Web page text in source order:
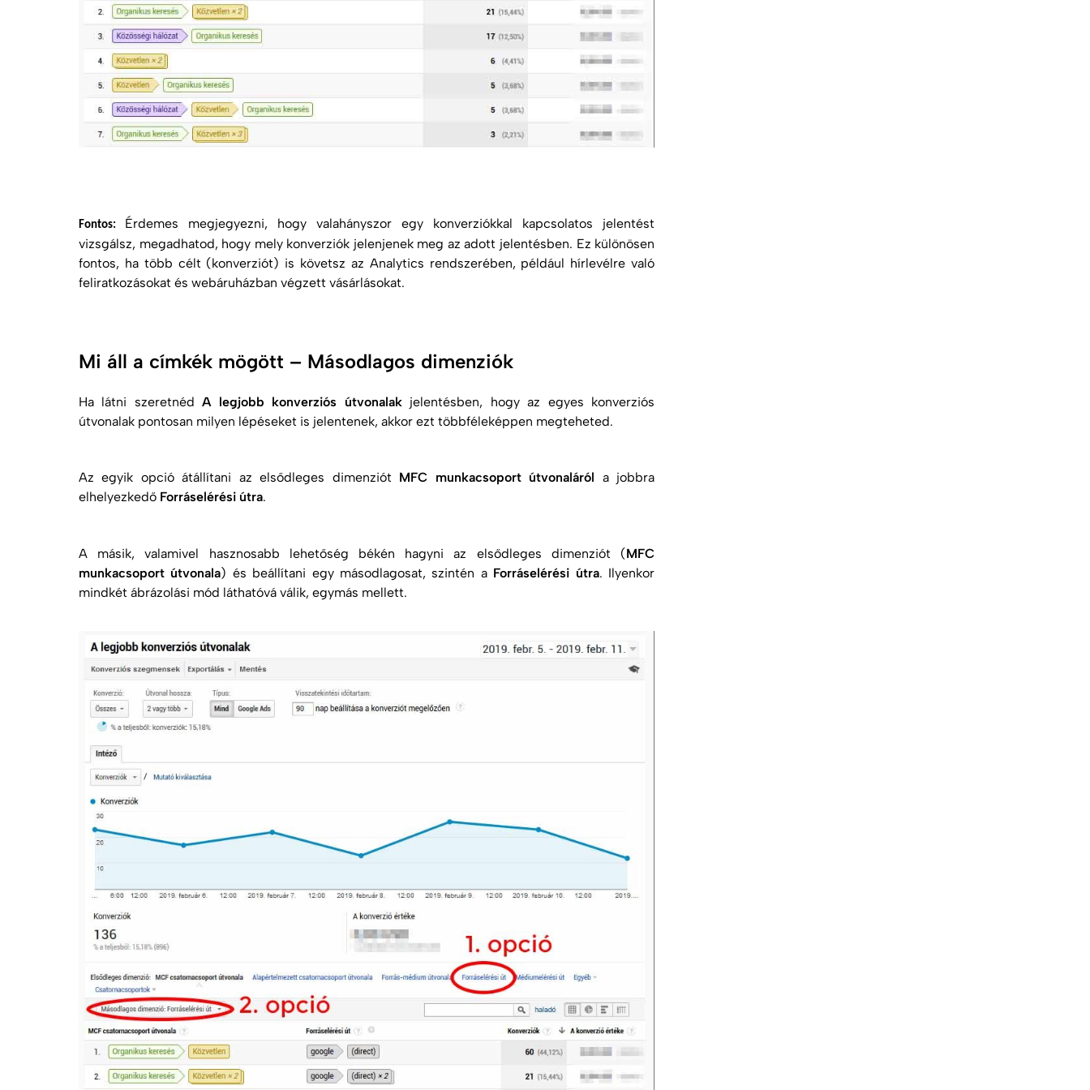
Fontos: Érdemes megjegyezni, hogy valahányszor egy konverziókkal kapcsolatos jelentést
vizsgálsz, megadhatod, hogy mely konverziók jelenjenek meg az adott jelentésben. Ez különösen
fontos, ha több célt (konverziót) is követsz az Analytics rendszerében, például hírlevélre való
feliratkozásokat és webáruházban végzett vásárlásokat.
Mi áll a címkék mögött – Másodlagos dimenziók
Ha látni szeretnédA legjobb konverziós útvonalakjelentésben, hogy az egyes konverziós
útvonalak pontosan milyen lépéseket is jelentenek, akkor ezt többféleképpen megteheted.
Az egyik opció átállítani az elsődleges dimenziót MFC munkacsoport útvonaláról a jobbra
elhelyezkedő Forráselérési útra.
A másik, valamivel hasznosabb lehetőség békén hagyni az elsődleges dimenziót (MFC
munkacsoport útvonala) és beállítani egy másodlagosat, szintén a Forráselérési útra. Ilyenkor
mindkét ábrázolási mód láthatóvá válik, egymás mellett.